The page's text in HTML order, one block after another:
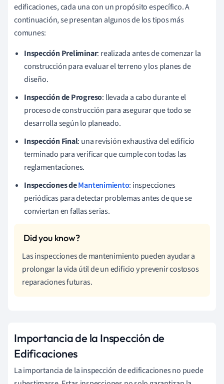
edificaciones, cada una con un propósito específico. A
continuación, se presentan algunos de los tipos más
comunes:
Inspección Preliminar: realizada antes de comenzar la
construcción para evaluar el terreno y los planes de
diseño.
Inspección de Progreso: llevada a cabo durante el
proceso de construcción para asegurar que todo se
desarrolla según lo planeado.
Inspección Final: una revisión exhaustiva del edificio
terminado para verificar que cumple con todas las
reglamentaciones.
Inspecciones deMantenimiento: inspecciones
periódicas para detectar problemas antes de que se
conviertan en fallas serias.
Las inspecciones de mantenimiento pueden ayudar a
prolongar la vida útil de un edificio y prevenir costosos
reparaciones futuras.
Importancia de la Inspección de
Edificaciones
La importancia de la inspección de edificaciones no puede